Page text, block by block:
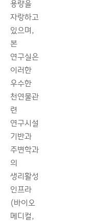
용량을
자랑하고
있으며,
본
연구실은
이러한
우수한
천연물관
련
연구시설
기반과
주변학과
의
생리활성
인프라
(바이오
메디컬,